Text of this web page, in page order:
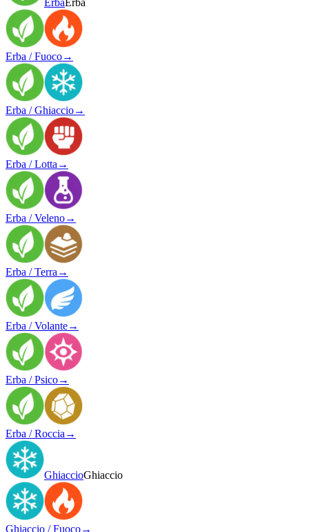
Erba Erba
Erba / Fuoco→
Erba / Ghiaccio→
Erba / Lotta →
Erba / Veleno→
Erba / Terra →
Erba / Volante→
Erba / Psico→
Erba / Roccia →
GhiaccioGhiaccio
Ghiaccio / Fuoco→